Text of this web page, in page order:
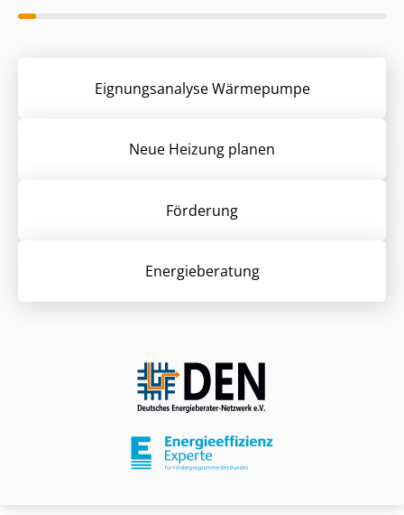
Eignungsanalyse Wärmepumpe
Neue Heizung planen
Förderung
Energieberatung